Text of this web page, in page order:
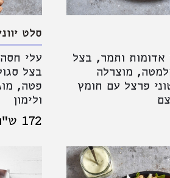
אדומות ותמר, בצל
מוצרלה
פרצל עם חומץ
סלט
עלי
בצל
פטה,
ולימון
172 ש"ח